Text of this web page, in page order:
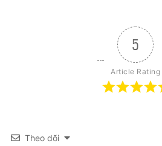
5
Article Rating
Theo dõi